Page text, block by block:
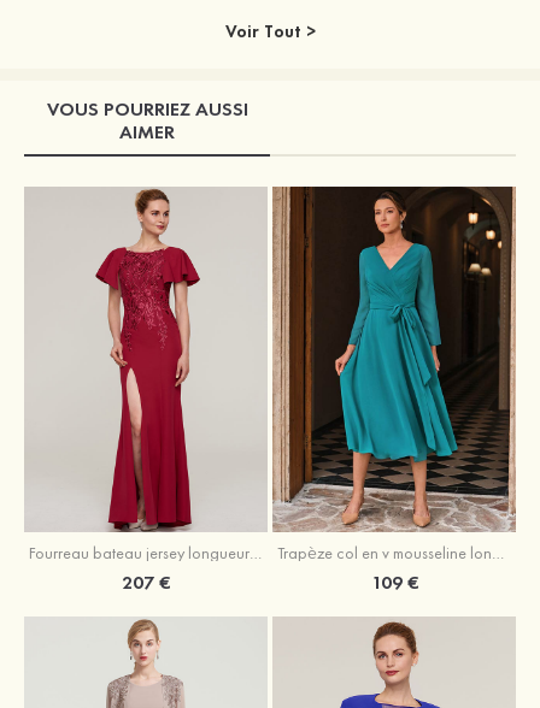
Voir Tout >
VOUS POURRIEZ AUSSI
AIMER
207 € 109 €